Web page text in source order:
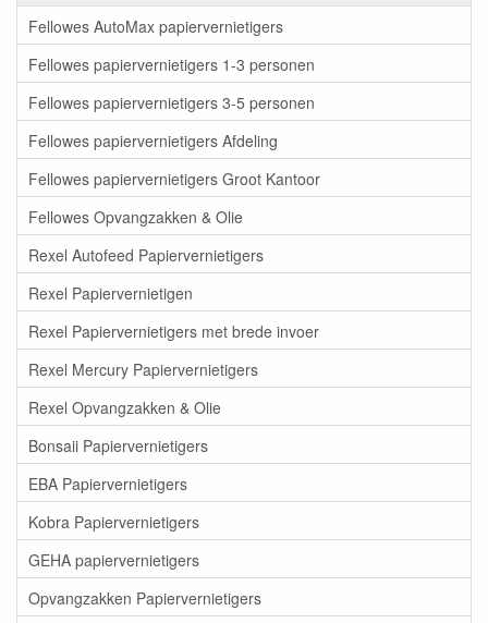
Fellowes AutoMax papiervernietigers
Fellowes papiervernietigers 1-3 personen
Fellowes papiervernietigers 3-5 personen
Fellowes papiervernietigers Afdeling
Fellowes papiervernietigers Groot Kantoor
Fellowes Opvangzakken & Olie
Rexel Autofeed Papiervernietigers
Rexel Papiervernietigen
Rexel Papiervernietigers met brede invoer
Rexel Mercury Papiervernietigers
Rexel Opvangzakken & Olie
Bonsaii Papiervernietigers
EBA Papiervernietigers
Kobra Papiervernietigers
GEHA papiervernietigers
Opvangzakken Papiervernietigers